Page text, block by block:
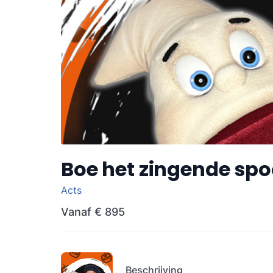
Boe het zingende
Acts
Vanaf € 895
Beschrijving